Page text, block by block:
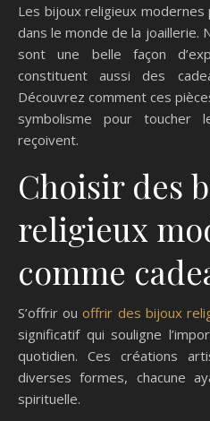
Les bijoux religieux modernes prennent une place de choix
dans le monde de la joaillerie.
sont une belle façon
constituent aussi des
Découvrez comment ces
symbolisme pour
reçoivent.
Choisir des
religieux
comme
S’offrir ouoffrir des bijoux
significatif qui souligne
quotidien. Ces créations
diverses formes, chacune
spirituelle.